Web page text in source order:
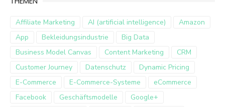
Affiliate Marketing AI (artificial intelligence)
Amazon
App
Bekleidungsindustrie
Big Data
Business Model Canvas
Content Marketing
CRM
Customer Journey
Datenschutz
Dynamic Pricing
E-Commerce
E-Commerce-Systeme
eCommerce
Facebook
Geschäftsmodelle
Google+